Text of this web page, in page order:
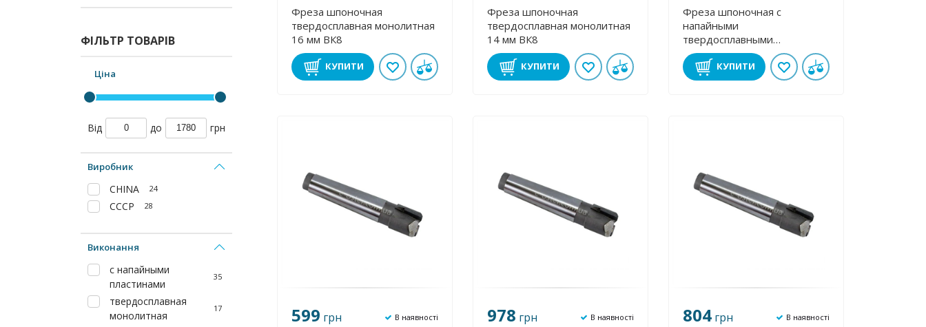
ФІЛЬТР ТОВАРІВ
Ціна
Від до грн
Виробник
CHINA 24
СССР 28
Виконання
с напайными
пластинами
35
твердосплавная
монолитная
17
Фреза шпоночная
твердосплавная монолитная
16 мм ВК8
КУПИТИ
Фреза шпоночная
твердосплавная монолитная
14 мм ВК8
КУПИТИ
Фреза шпоночная с
напайными
твердосплавными
пластинами 24 мм к/х ВК8
КУПИТИ
599 грн В наявності 978 грн В наявності 804 грн В наявності